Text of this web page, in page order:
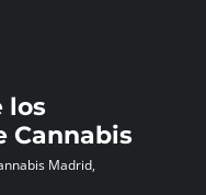
los
Cannabis
Madrid,